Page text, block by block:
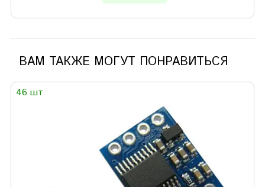
ВАМ ТАКЖЕ МОГУТ ПОНРАВИТЬСЯ
46 шт